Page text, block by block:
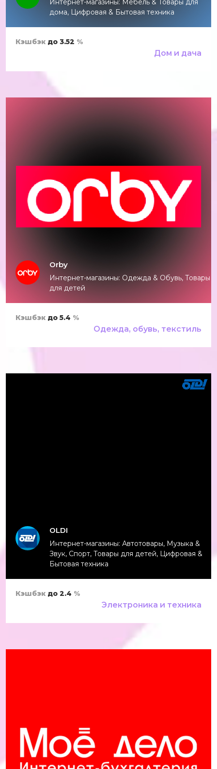
Интернет-магазины: Мебель & Товары для
дома, Цифровая & Бытовая техника
Кэшбэк до 3.52 %
Дом и дача
Orby
Интернет-магазины: Одежда & Обувь, Товары
для детей
Кэшбэк до 5.4 %
Одежда, обувь, текстиль
OLDI
Интернет-магазины: Автотовары, Музыка &
Звук, Спорт, Товары для детей, Цифровая &
Бытовая техника
Кэшбэк до 2.4 %
Электроника и техника